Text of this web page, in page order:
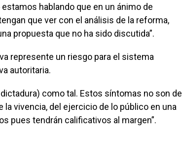
hablando que en un ánimo de
que ver con el análisis de la reforma,
propuesta que no ha sido discutida”.
represente un riesgo para el sistema
autoritaria.
como tal. Estos síntomas no son de
vivencia, del ejercicio de lo público en una
pues tendrán calificativos al margen”.